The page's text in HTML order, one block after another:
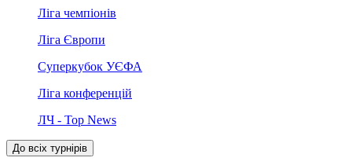
Ліга чемпіонів
Ліга Європи
Суперкубок УЄФА
Ліга конференцій
ЛЧ - Top News
До всіх турнірів